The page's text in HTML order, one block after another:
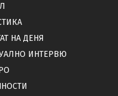
НА ДЕНЯ
ИНТЕРВЮ